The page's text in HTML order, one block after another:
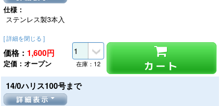
仕様：
ステンレス製3本入
[ 詳細を閉じる ]
価格： 1,600円
定価：オープン カート
在庫：12
14/0ハリス100号まで
詳細表示